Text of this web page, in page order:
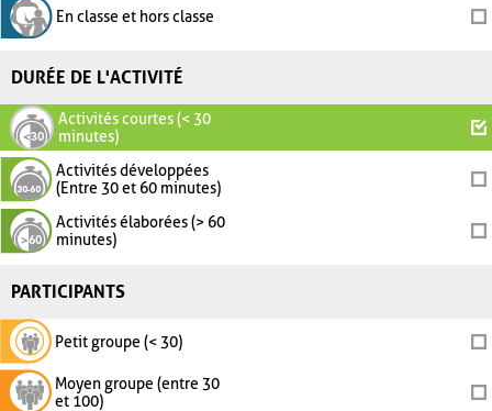
En classe et hors classe
DURÉE DE L'ACTIVITÉ
Activités courtes (< 30
minutes)
Activités développées
(Entre 30 et 60 minutes)
Activités élaborées (> 60
minutes)
PARTICIPANTS
Petit groupe (< 30)
Moyen groupe (entre 30
et 100)